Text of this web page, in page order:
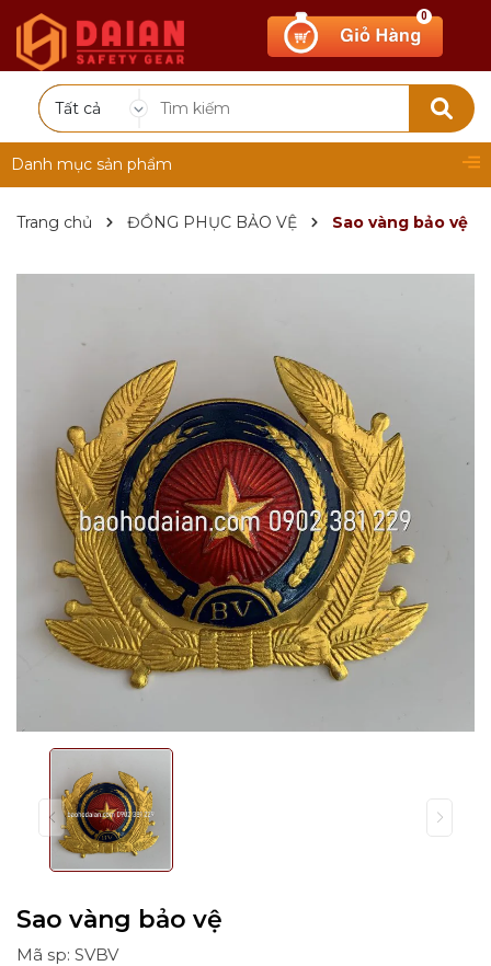
Tất cả
0
Danh mục sản phẩm
Trang chủ ĐỒNG PHỤC BẢO VỆ Sao vàng bảo vệ
Sao vàng bảo vệ
Mã sp: SVBV